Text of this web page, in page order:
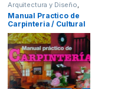
Arquitectura y Diseño,
Arquitectura y Urbanismo
Afines,Decoración ,Decoración
y Muebles,Diseño ,Hogar y
Manualidades
Ofertas,Profesionales y
tecnicos,Temas Varios
Manual Practico de
Carpinteria / Cultural